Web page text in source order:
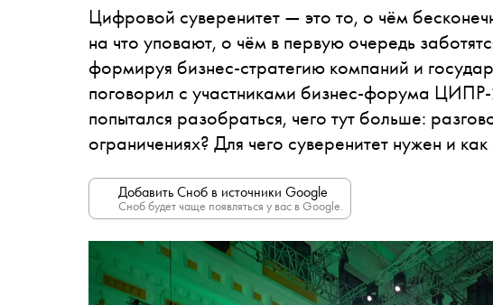
Цифровой суверенитет — это то, о чём
на что уповают, о чём в первую очередь
формируя бизнес-стратегию компаний и
поговорил с участниками бизнес-форума
попытался разобраться, чего тут больше:
ограничениях? Для чего суверенитет нужен и
Добавить Сноб в источники Google
Сноб будет чаще появляться у вас в Google.